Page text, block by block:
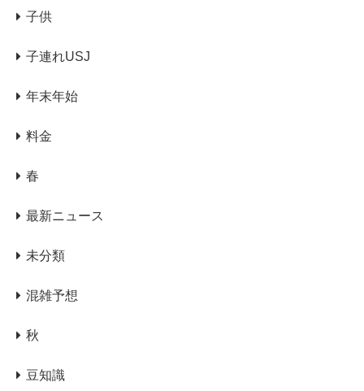
子供
子連れUSJ
年末年始
料金
春
最新ニュース
未分類
混雑予想
秋
豆知識